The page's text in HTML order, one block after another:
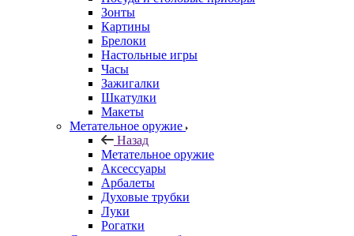
Зонты
Картины
Брелоки
Настольные игры
Часы
Зажигалки
Шкатулки
Макеты
Метательное оружие
Назад
Метательное оружие
Аксессуары
Арбалеты
Духовые трубки
Луки
Рогатки